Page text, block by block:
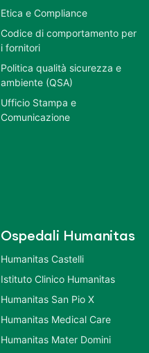
Etica e Compliance
Codice di comportamento per
i fornitori
Politica qualità sicurezza e
ambiente (QSA)
Ufficio Stampa e
Comunicazione
Ospedali Humanitas
Humanitas Castelli
Istituto Clinico Humanitas
Humanitas San Pio X
Humanitas Medical Care
Humanitas Mater Domini